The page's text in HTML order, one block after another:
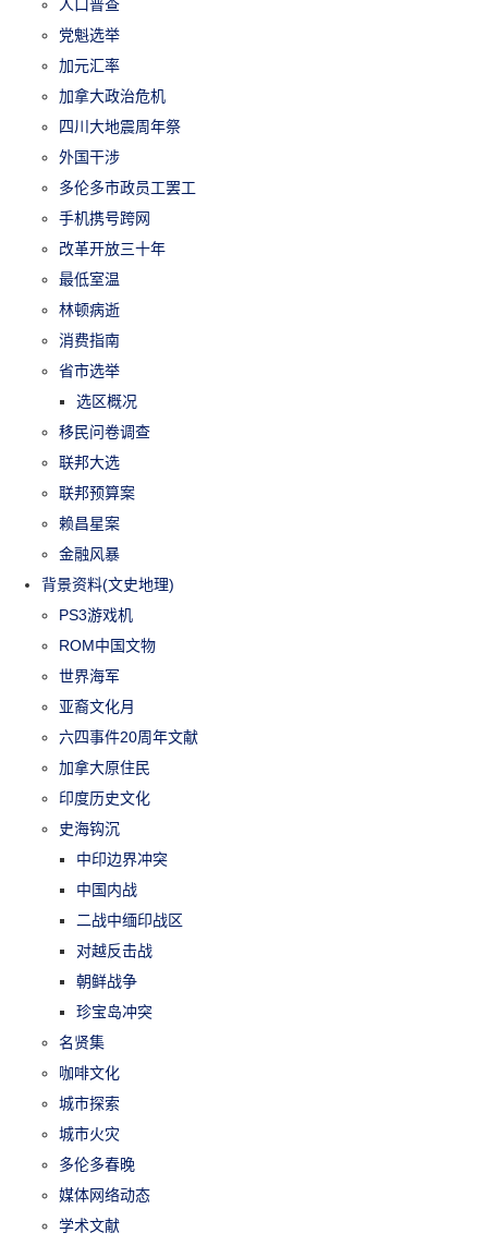
人口普查
党魁选举
加元汇率
加拿大政治危机
四川大地震周年祭
外国干涉
多伦多市政员工罢工
手机携号跨网
改革开放三十年
最低室温
林顿病逝
消费指南
省市选举
选区概况
移民问卷调查
联邦大选
联邦预算案
赖昌星案
金融风暴
背景资料(文史地理)
PS3游戏机
ROM中国文物
世界海军
亚裔文化月
六四事件20周年文献
加拿大原住民
印度历史文化
史海钩沉
中印边界冲突
中国内战
二战中缅印战区
对越反击战
朝鲜战争
珍宝岛冲突
名贤集
咖啡文化
城市探索
城市火灾
多伦多春晚
媒体网络动态
学术文献